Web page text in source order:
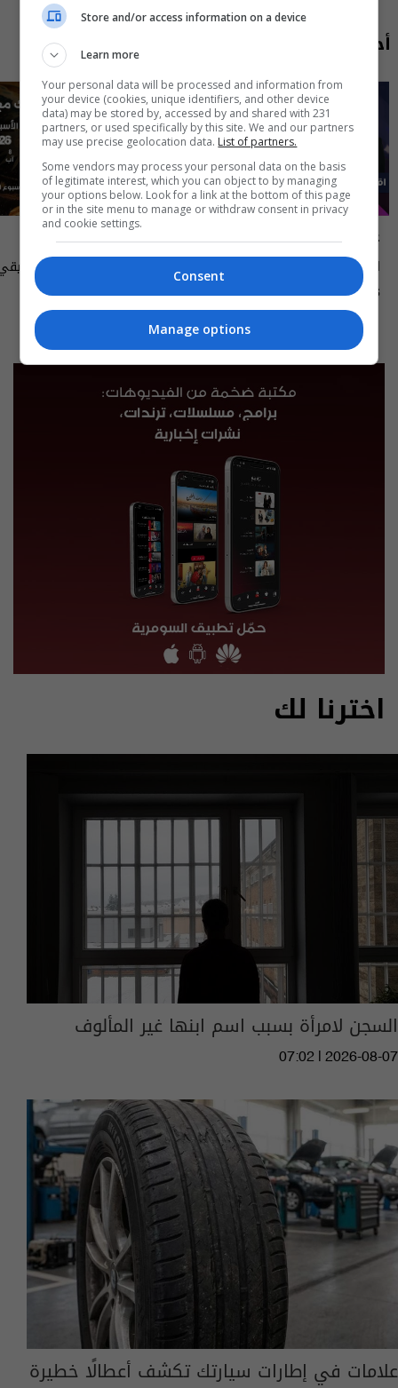
أحدث الحلقات
علناً
م٥ - الحلقة ٨ | الموسم ٥15:30 | 2026-08-06
أسرار الفلك
13:00 | 2026-08-06
اخترنا لك
السجن لامرأة بسبب اسم ابنها غير المألوف
07:02 | 2026-08-07
علامات في إطارات سيارتك تكشف أعطالًا خطيرة
Store and/or access information on a device
Learn more
Your personal data will be processed and information from
your device (cookies, unique identifiers, and other device
data) may be stored by, accessed by and shared with 231
partners, or used specifically by this site. We and our partners
may use precise geolocation data. List of partners.
Some vendors may process your personal data on the basis
of legitimate interest, which you can object to by managing
your options below. Look for a link at the bottom of this page
or in the site menu to manage or withdraw consent in privacy
and cookie settings.
Consent
Manage options